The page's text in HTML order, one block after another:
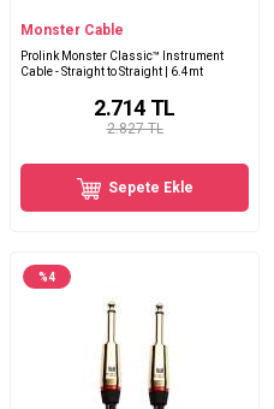
Monster Cable
Prolink Monster Classic™ Instrument
Cable - Straight to Straight | 6.4mt
2.827 TL
2.714 TL
Sepete Ekle
%4